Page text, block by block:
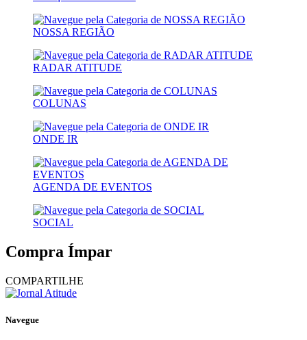
NOSSA REGIÃO
RADAR ATITUDE
COLUNAS
ONDE IR
AGENDA DE EVENTOS
SOCIAL
Compra Ímpar
COMPARTILHE
Navegue